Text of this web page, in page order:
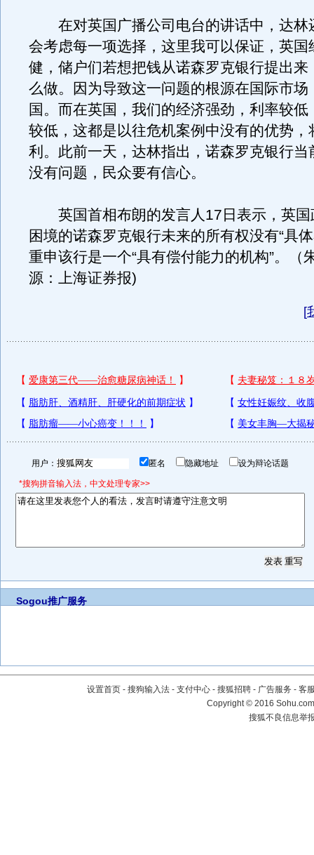
在对英国广播公司电台的讲话中，达林
会考虑每一项选择，这里我可以保证，英国
健，储户们若想把钱从诺森罗克银行提出来
么做。因为导致这一问题的根源在国际市场
国。而在英国，我们的经济强劲，利率较低
较低，这都是以往危机案例中没有的优势，
利。此前一天，达林指出，诺森罗克银行当
没有问题，民众要有信心。
英国首相布朗的发言人17日表示，英国
困境的诺森罗克银行未来的所有权没有“具
重申该行是一个“具有偿付能力的机构”。（
源：上海证券报)
[
用户： 匿名 隐藏地址 设为辩论话题
*搜狗拼音输入法，中文处理专家>>
Sogou推广服务
设置首页 - 搜狗输入法 - 支付中心 - 搜狐招聘 - 广告服务 - 客
Copyright©2016
搜狐不良信息举